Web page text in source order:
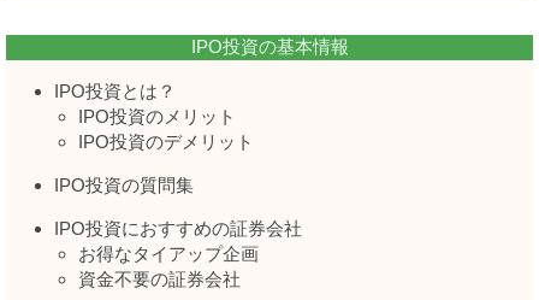
IPO投資の基本情報
IPO投資とは？
IPO投資のメリット
IPO投資のデメリット
IPO投資の質問集
IPO投資におすすめの証券会社
お得なタイアップ企画
資金不要の証券会社